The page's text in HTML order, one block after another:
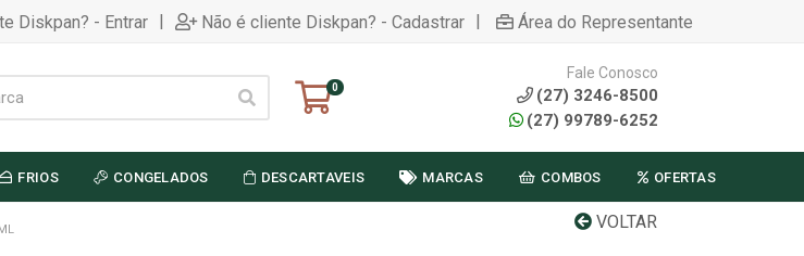
Diskpan? - Entrar | Não é cliente Diskpan? - Cadastrar | Área do Representante
0
Fale Conosco
(27) 3246-8500
(27) 99789-6252
FRIOS CONGELADOS DESCARTAVEIS MARCAS COMBOS OFERTAS
VOLTAR